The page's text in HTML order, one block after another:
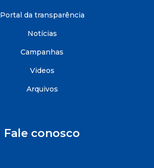
Portal da transparência
Notícias
Campanhas
Videos
Arquivos
Fale conosco